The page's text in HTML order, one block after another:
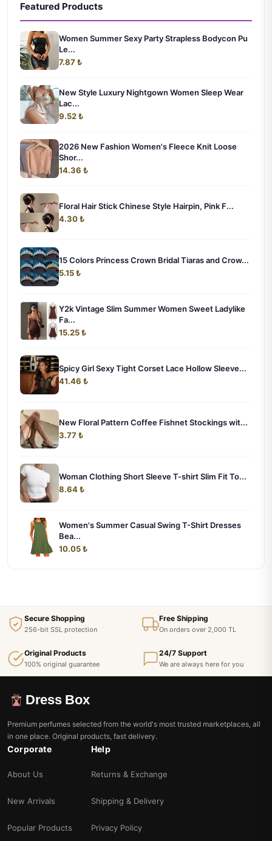
Featured Products
Women Summer Sexy Party Strapless Bodycon Pu
Le...
7.87 ₺
New Style Luxury Nightgown Women Sleep Wear
Lac...
9.52 ₺
2026 New Fashion Women's Fleece Knit Loose
Shor...
14.36 ₺
Floral Hair Stick Chinese Style Hairpin, Pink F...
4.30 ₺
15 Colors Princess Crown Bridal Tiaras and Crow...
5.15 ₺
Y2k Vintage Slim Summer Women Sweet Ladylike
Fa...
15.25 ₺
Spicy Girl Sexy Tight Corset Lace Hollow Sleeve...
41.46 ₺
New Floral Pattern Coffee Fishnet Stockings wit...
3.77 ₺
Woman Clothing Short Sleeve T-shirt Slim Fit To...
8.64 ₺
Women's Summer Casual Swing T-Shirt Dresses
Bea...
10.05 ₺
Secure Shopping
256-bit SSL protection
Free Shipping
On orders over 2,000 TL
Original Products
100% original guarantee
24/7 Support
We are always here for you
Dress Box
Premium perfumes selected from the world's most trusted marketplaces, all
in one place. Original products, fast delivery.
Corporate
About Us
New Arrivals
Popular Products
Help
Returns & Exchange
Shipping & Delivery
Privacy Policy